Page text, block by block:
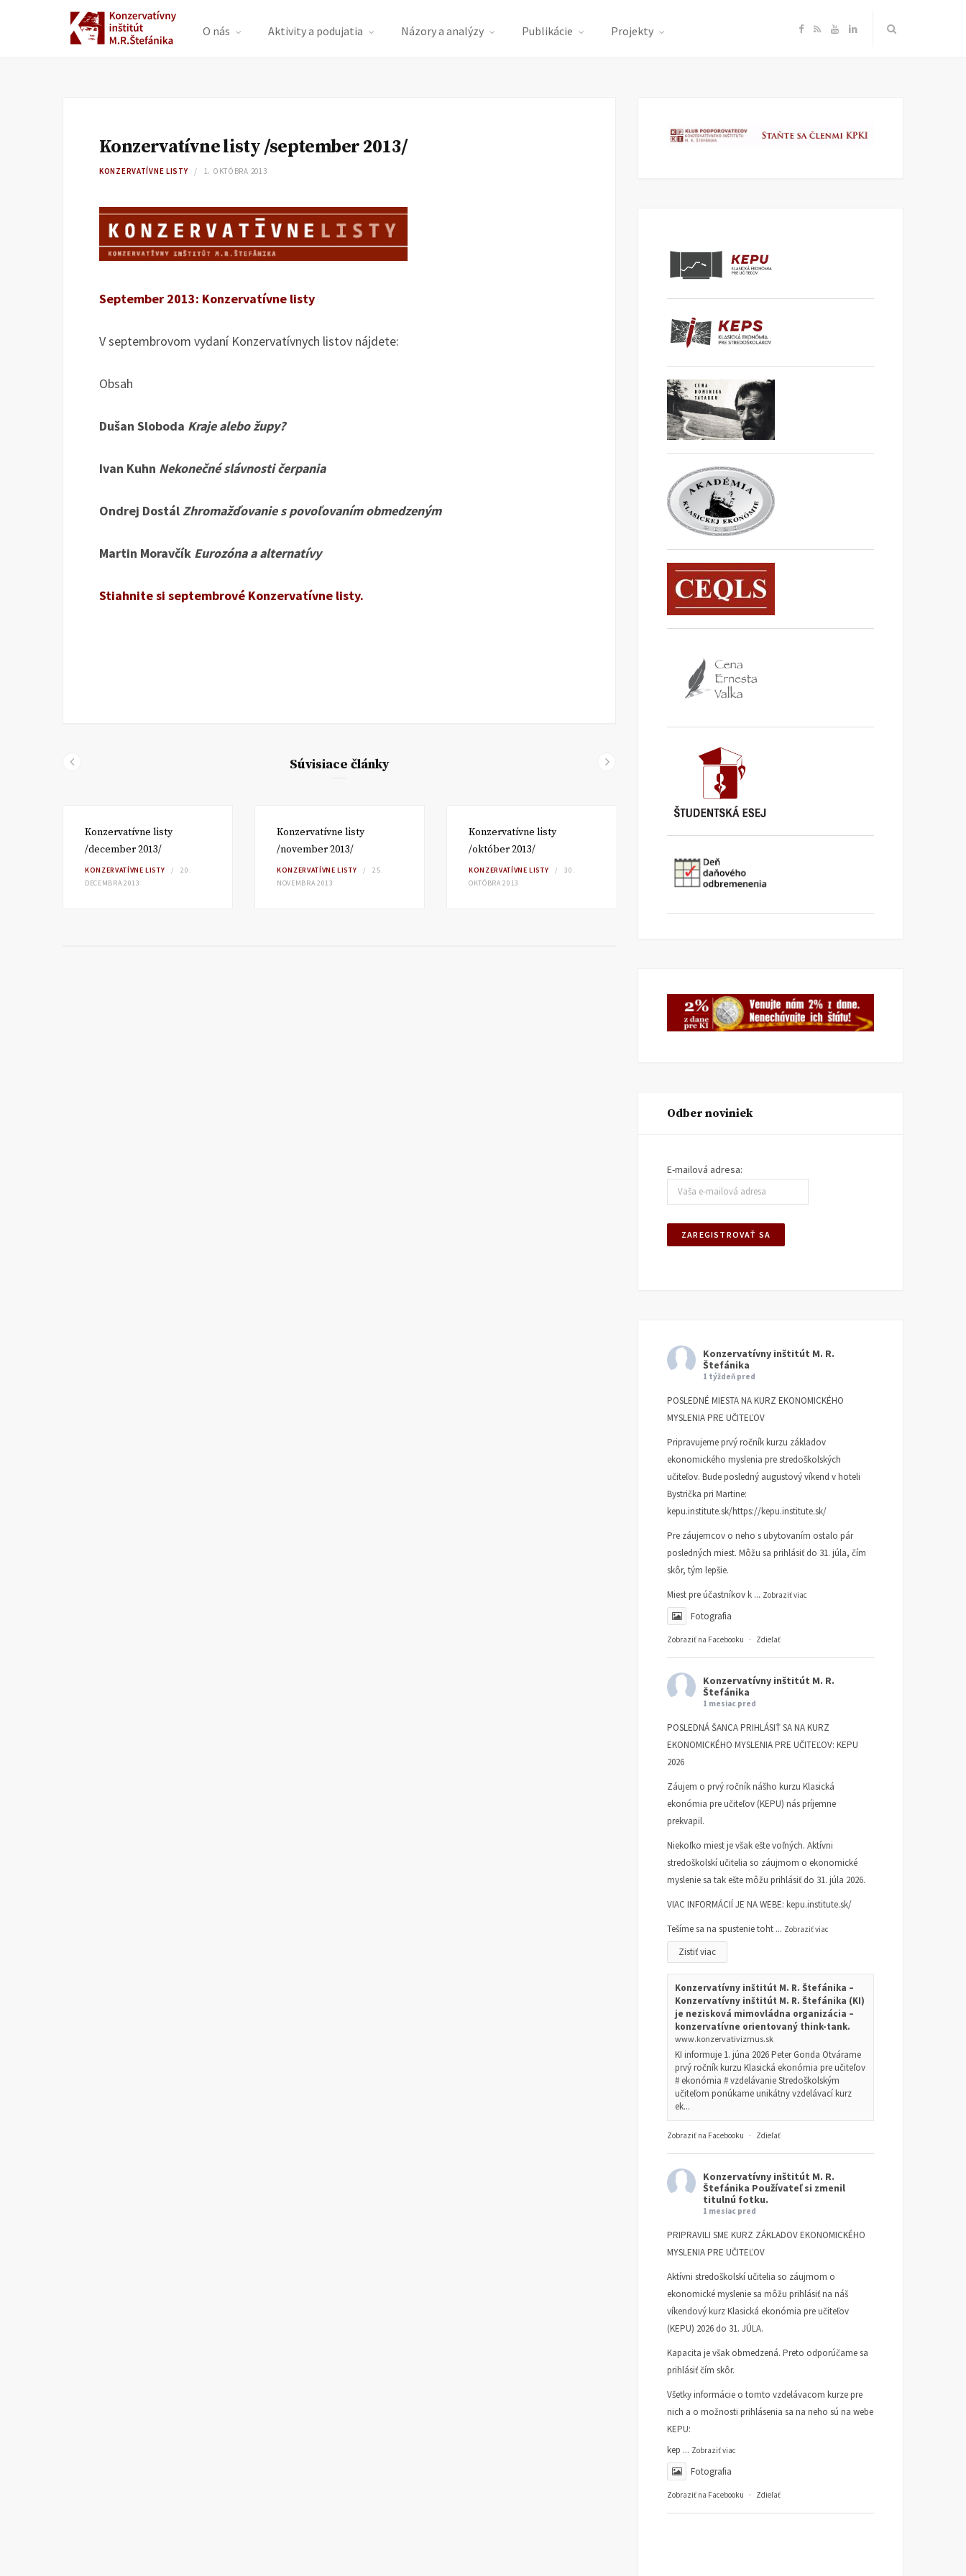
O nás Aktivity a podujatia Názory a analýzy Publikácie Projekty F
e
R Y
T
L
k
Konzervatívne listy /september 2013/
KONZERVATÍVNE LISTY 1. OKTÓBRA 2013
September 2013: Konzervatívne listy
V septembrovom vydaní Konzervatívnych listov nájdete:
Obsah
Dušan Sloboda Kraje alebo župy?
Ivan Kuhn Nekonečné slávnosti čerpania
Ondrej DostálZhromažďovanie s povoľovaním obmedzeným
Martin Moravčík Eurozóna a alternatívy
Stiahnite si septembrové Konzervatívne listy.
Súvisiace články
Konzervatívne listy
/december 2013/
KONZERVATÍVNE LISTY
20.
DECEMBRA 2013
Konzervatívne listy
/november 2013/
KONZERVATÍVNE LISTY
25.
NOVEMBRA 2013
Konzervatívne listy
/október 2013/
KONZERVATÍVNE LISTY
30.
OKTÓBRA 2013
Konzervatívne listy /júl-
KONZERVATÍVNE LISTY
SEPTEMBRA 2013
Konzervatívne listy /jún
Odber noviniek
E-mailová adresa:
Konzervatívny inštitút M. R.
Štefánika
1 týždeň pred
POSLEDNÉ MIESTA NA KURZ EKONOMICKÉHO
MYSLENIA PRE UČITEĽOV
Pripravujeme prvý ročník kurzu základov
ekonomického myslenia pre stredoškolských
učiteľov. Bude posledný augustový víkend v hoteli
Bystrička pri Martine:
kepu.institute.sk/https://kepu.institute.sk/
Pre záujemcov o neho s ubytovaním ostalo pár
posledných miest. Môžu sa prihlásiť do 31. júla, čím
skôr, tým lepšie.
Miest pre účastníkov k ... Zobraziť viac
Fotografia
Zobraziť na Facebooku · Zdieľať
Konzervatívny inštitút M. R.
Štefánika
1 mesiac pred
POSLEDNÁ ŠANCA PRIHLÁSIŤ SA NA KURZ
EKONOMICKÉHO MYSLENIA PRE UČITEĽOV: KEPU
2026
Záujem o prvý ročník nášho kurzu Klasická
ekonómia pre učiteľov (KEPU) nás príjemne
prekvapil.
Niekoľko miest je však ešte voľných. Aktívni
stredoškolskí učitelia so záujmom o ekonomické
myslenie sa tak ešte môžu prihlásiť do 31. júla 2026.
VIAC INFORMÁCIÍ JE NA WEBE: kepu.institute.sk/
Tešíme sa na spustenie toht ... Zobraziť viac
Zistiť viac
Konzervatívny inštitút M. R. Štefánika –
Konzervatívny inštitút M. R. Štefánika (KI)
je nezisková mimovládna organizácia –
konzervatívne orientovaný think-tank.
www.konzervativizmus.sk
KI informuje 1. júna 2026 Peter Gonda Otvárame
prvý ročník kurzu Klasická ekonómia pre učiteľov
# ekonómia # vzdelávanie Stredoškolským
učiteľom ponúkame unikátny vzdelávací kurz
ek...
Zobraziť na Facebooku · Zdieľať
Konzervatívny inštitút M. R.
Štefánika Používateľ si zmenil
titulnú fotku.
1 mesiac pred
PRIPRAVILI SME KURZ ZÁKLADOV EKONOMICKÉHO
MYSLENIA PRE UČITEĽOV
Aktívni stredoškolskí učitelia so záujmom o
ekonomické myslenie sa môžu prihlásiť na náš
víkendový kurz Klasická ekonómia pre učiteľov
(KEPU) 2026 do 31. JÚLA.
Kapacita je však obmedzená. Preto odporúčame sa
prihlásiť čím skôr.
Všetky informácie o tomto vzdelávacom kurze pre
nich a o možnosti prihlásenia sa na neho sú na webe
KEPU:
kep ... Zobraziť viac
Fotografia
Zobraziť na Facebooku · Zdieľať